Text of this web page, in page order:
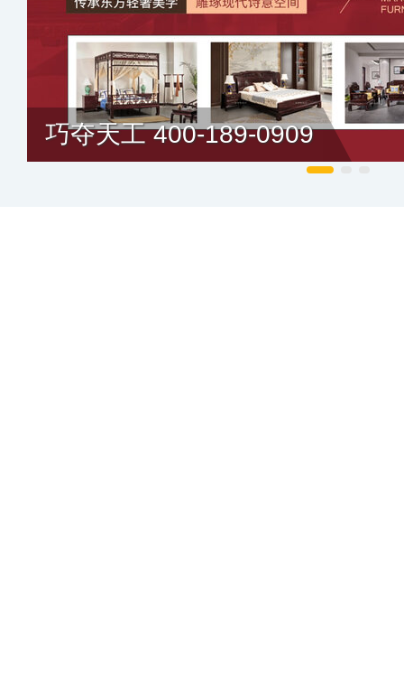
巧夺天工 400-189-0909